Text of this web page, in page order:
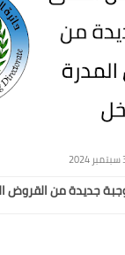
جديدة من القروض